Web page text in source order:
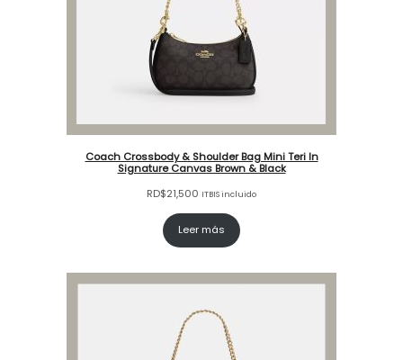
Coach Crossbody & Shoulder Bag Mini Teri In
Signature Canvas Brown & Black
RD$21,500 ITBIS incluido
Leer más